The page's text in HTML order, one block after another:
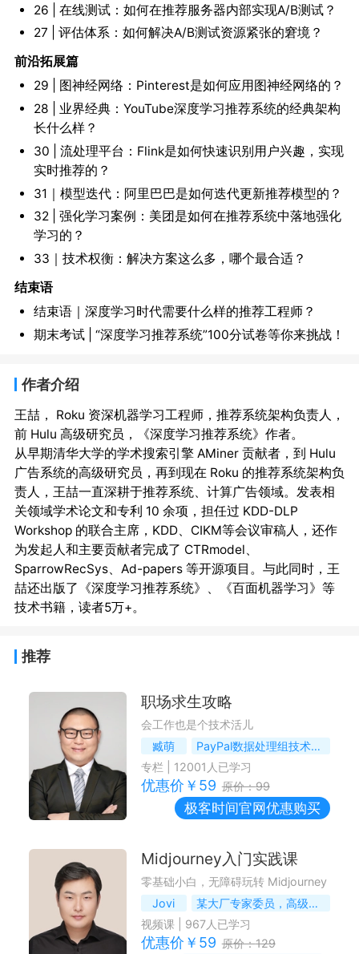
26 | 在线测试：如何在推荐服务器内部实现A/B测试？
27 | 评估体系：如何解决A/B测试资源紧张的窘境？
前沿拓展篇
29 | 图神经网络：Pinterest是如何应用图神经网络的？
28 | 业界经典：YouTube深度学习推荐系统的经典架构
长什么样？
30 | 流处理平台：Flink是如何快速识别用户兴趣，实现
实时推荐的？
31｜模型迭代：阿里巴巴是如何迭代更新推荐模型的？
32 | 强化学习案例：美团是如何在推荐系统中落地强化
学习的？
33｜技术权衡：解决方案这么多，哪个最合适？
结束语
结束语｜深度学习时代需要什么样的推荐工程师？
期末考试 | “深度学习推荐系统”100分试卷等你来挑战！
作者介绍
王喆， Roku 资深机器学习工程师，推荐系统架构负责人，
前 Hulu 高级研究员，《深度学习推荐系统》作者。
从早期清华大学的学术搜索引擎 AMiner 贡献者，到 Hulu
广告系统的高级研究员，再到现在 Roku 的推荐系统架构负
责人，王喆一直深耕于推荐系统、计算广告领域。发表相
关领域学术论文和专利 10 余项，担任过 KDD-DLP
Workshop 的联合主席，KDD、CIKM等会议审稿人，还作
为发起人和主要贡献者完成了 CTRmodel、
SparrowRecSys、Ad-papers 等开源项目。与此同时，王
喆还出版了《深度学习推荐系统》、《百面机器学习》等
推荐
职场求生攻略
会工作也是个技术活儿
臧萌
PayPal数据处理组技术负责人
专栏
12001 人已学习
优惠价￥ 59 原价：99
极客时间官网优惠购买
Midjourney入门实践课
零基础小白，无障碍玩转 Midjourney
Jovi
某大厂专家委员，高级产品专家
视频课| 967人已学习
优惠价￥ 59 原价：129